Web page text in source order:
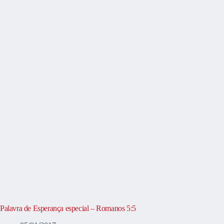
Palavra de Esperança especial – Romanos 5:5